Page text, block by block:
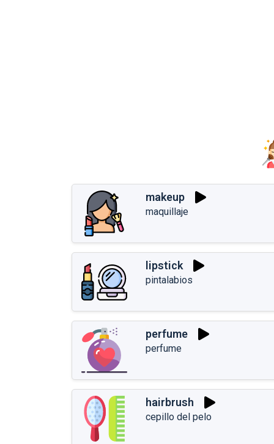
makeup
maquillaje
lipstick
pintalabios
perfume
perfume
hairbrush
cepillo del pelo